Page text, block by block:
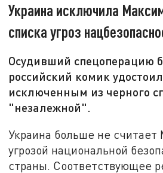
Украина исключила
списка угроз
Осудивший спецоперацию
российский комик
исключенным из черного
"незалежной".
Украина больше не считает
угрозой национальной
страны. Соответствующее